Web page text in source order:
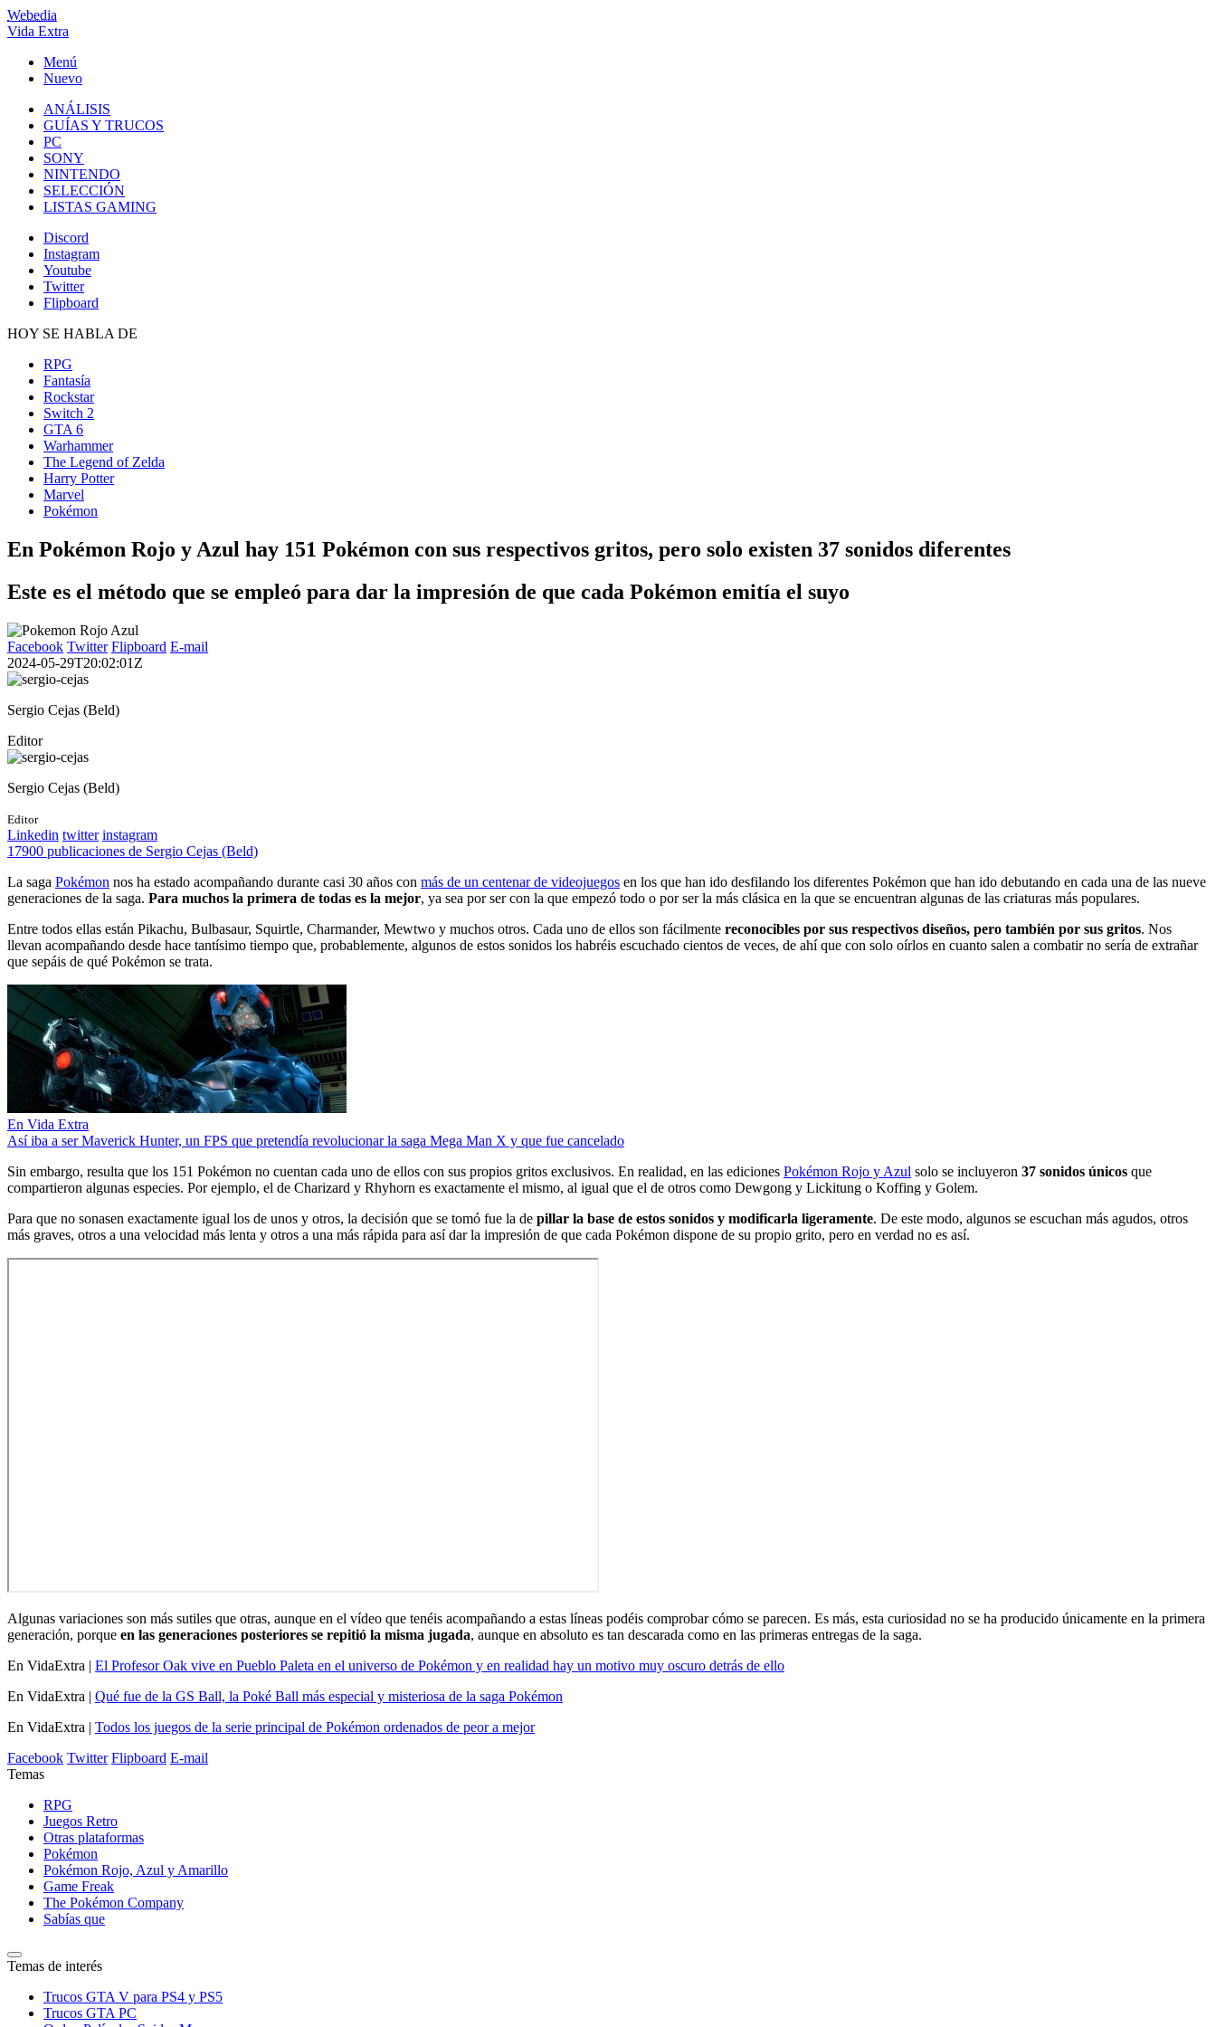
Webedia
Vida Extra
Menú
Nuevo
ANÁLISIS
GUÍAS Y TRUCOS
PC
SONY
NINTENDO
SELECCIÓN
LISTAS GAMING
Discord
Instagram
Youtube
Twitter
Flipboard
HOY SE HABLA DE
RPG
Fantasía
Rockstar
Switch 2
GTA 6
Warhammer
The Legend of Zelda
Harry Potter
Marvel
Pokémon
En Pokémon Rojo y Azul hay 151 Pokémon con sus respectivos gritos, pero solo existen 37 sonidos diferentes
Este es el método que se empleó para dar la impresión de que cada Pokémon emitía el suyo
Facebook Twitter Flipboard E-mail
2024-05-29T20:02:01Z
Sergio Cejas (Beld)
Editor
Sergio Cejas (Beld)
Editor
Linkedin twitter instagram
17900 publicaciones de Sergio Cejas (Beld)
La saga Pokémon nos ha estado acompañando durante casi 30 años con más de un centenar de videojuegos en los que han ido desfilando los diferentes Pokémon que han ido debutando en cada una de las nueve
generaciones de la saga. Para muchos la primera de todas es la mejor, ya sea por ser con la que empezó todo o por ser la más clásica en la que se encuentran algunas de las criaturas más populares.
Entre todos ellas están Pikachu, Bulbasaur, Squirtle, Charmander, Mewtwo y muchos otros. Cada uno de ellos son fácilmente reconocibles por sus respectivos diseños, pero también por sus gritos. Nos
llevan acompañando desde hace tantísimo tiempo que, probablemente, algunos de estos sonidos los habréis escuchado cientos de veces, de ahí que con solo oírlos en cuanto salen a combatir no sería de extrañar
que sepáis de qué Pokémon se trata.
En Vida Extra
Así iba a ser Maverick Hunter, un FPS que pretendía revolucionar la saga Mega Man X y que fue cancelado
Sin embargo, resulta que los 151 Pokémon no cuentan cada uno de ellos con sus propios gritos exclusivos. En realidad, en las ediciones Pokémon Rojo y Azul solo se incluyeron 37 sonidos únicos que
compartieron algunas especies. Por ejemplo, el de Charizard y Rhyhorn es exactamente el mismo, al igual que el de otros como Dewgong y Lickitung o Koffing y Golem.
Para que no sonasen exactamente igual los de unos y otros, la decisión que se tomó fue la de pillar la base de estos sonidos y modificarla ligeramente. De este modo, algunos se escuchan más agudos, otros
más graves, otros a una velocidad más lenta y otros a una más rápida para así dar la impresión de que cada Pokémon dispone de su propio grito, pero en verdad no es así.
Algunas variaciones son más sutiles que otras, aunque en el vídeo que tenéis acompañando a estas líneas podéis comprobar cómo se parecen. Es más, esta curiosidad no se ha producido únicamente en la primera
generación, porque en las generaciones posteriores se repitió la misma jugada, aunque en absoluto es tan descarada como en las primeras entregas de la saga.
En VidaExtra | El Profesor Oak vive en Pueblo Paleta en el universo de Pokémon y en realidad hay un motivo muy oscuro detrás de ello
En VidaExtra | Qué fue de la GS Ball, la Poké Ball más especial y misteriosa de la saga Pokémon
En VidaExtra | Todos los juegos de la serie principal de Pokémon ordenados de peor a mejor
Facebook Twitter Flipboard E-mail
Temas
RPG
Juegos Retro
Otras plataformas
Pokémon
Pokémon Rojo, Azul y Amarillo
Game Freak
The Pokémon Company
Sabías que
Temas de interés
Trucos GTA V para PS4 y PS5
Trucos GTA PC